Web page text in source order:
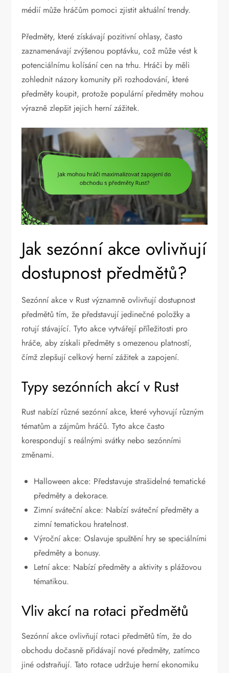
médií může hráčům pomoci zjistit aktuální trendy.
Předměty, které získávají pozitivní ohlasy, často
zaznamenávají zvýšenou poptávku, což může vést k
potenciálnímu kolísání cen na trhu. Hráči by měli
zohlednit názory komunity při rozhodování, které
předměty koupit, protože populární předměty mohou
výrazně zlepšit jejich herní zážitek.
Jak sezónní akce ovlivňují
dostupnost předmětů?
Sezónní akce v Rust významně ovlivňují dostupnost
předmětů tím, že představují jedinečné položky a
rotují stávající. Tyto akce vytvářejí příležitosti pro
hráče, aby získali předměty s omezenou platností,
čímž zlepšují celkový herní zážitek a zapojení.
Typy sezónních akcí v Rust
Rust nabízí různé sezónní akce, které vyhovují různým
tématům a zájmům hráčů. Tyto akce často
korespondují s reálnými svátky nebo sezónními
změnami.
Halloween akce: Představuje strašidelné tematické
předměty a dekorace.
Zimní sváteční akce: Nabízí sváteční předměty a
zimní tematickou hratelnost.
Výroční akce: Oslavuje spuštění hry se speciálními
předměty a bonusy.
Letní akce: Nabízí předměty a aktivity s plážovou
tématikou.
Vliv akcí na rotaci předmětů
Sezónní akce ovlivňují rotaci předmětů tím, že do
obchodu dočasně přidávají nové předměty, zatímco
jiné odstraňují. Tato rotace udržuje herní ekonomiku